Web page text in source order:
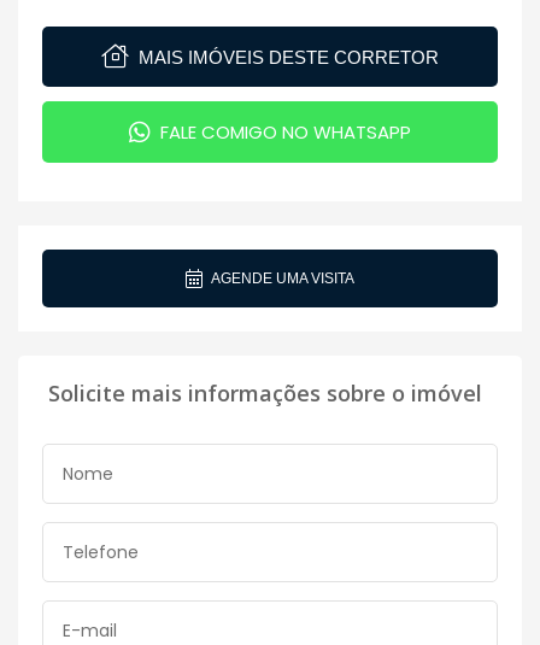
MAIS IMÓVEIS DESTE CORRETOR
FALE COMIGO NO WHATSAPP
AGENDE UMA VISITA
Solicite mais informações sobre o imóvel